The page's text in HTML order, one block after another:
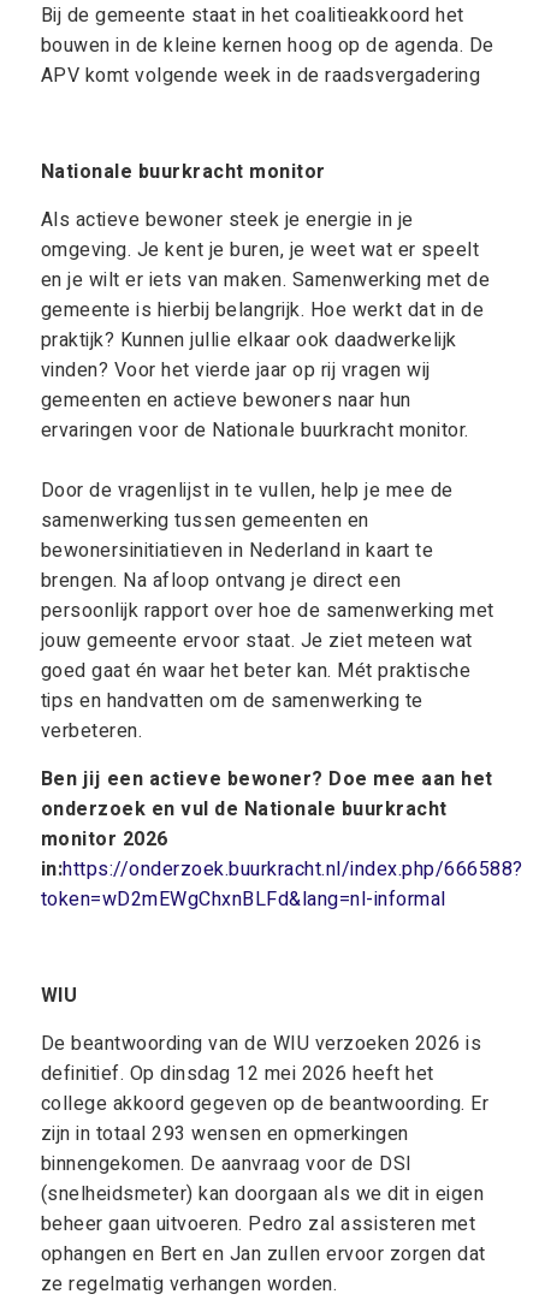
Bij de gemeente staat in het coalitieakkoord het
bouwen in de kleine kernen hoog op de agenda. De
APV komt volgende week in de raadsvergadering
Nationale buurkracht monitor
Als actieve bewoner steek je energie in je
omgeving. Je kent je buren, je weet wat er speelt
en je wilt er iets van maken. Samenwerking met de
gemeente is hierbij belangrijk. Hoe werkt dat in de
praktijk? Kunnen jullie elkaar ook daadwerkelijk
vinden? Voor het vierde jaar op rij vragen wij
gemeenten en actieve bewoners naar hun
ervaringen voor de Nationale buurkracht monitor.
Door de vragenlijst in te vullen, help je mee de
samenwerking tussen gemeenten en
bewonersinitiatieven in Nederland in kaart te
brengen. Na afloop ontvang je direct een
persoonlijk rapport over hoe de samenwerking met
jouw gemeente ervoor staat. Je ziet meteen wat
goed gaat én waar het beter kan. Mét praktische
tips en handvatten om de samenwerking te
verbeteren.
Ben jij een actieve bewoner? Doe mee aan het
onderzoek en vul de Nationale buurkracht
monitor 2026
in:https://onderzoek.buurkracht.nl/index.php/666588?
token=wD2mEWgChxnBLFd&lang=nl-informal
WIU
De beantwoording van de WIU verzoeken 2026 is
definitief. Op dinsdag 12 mei 2026 heeft het
college akkoord gegeven op de beantwoording. Er
zijn in totaal 293 wensen en opmerkingen
binnengekomen. De aanvraag voor de DSI
(snelheidsmeter) kan doorgaan als we dit in eigen
beheer gaan uitvoeren. Pedro zal assisteren met
ophangen en Bert en Jan zullen ervoor zorgen dat
ze regelmatig verhangen worden.